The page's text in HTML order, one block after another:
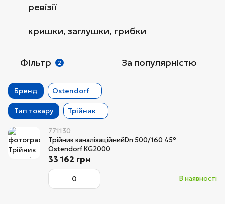
ревізії
кришки, заглушки, грибки
Фільтр 2 За популярністю
Бренд Ostendorf
Тип товару Трійник
771130
Трійник каналізаційнийDn 500/160 45°
Ostendorf KG2000
В наявності
33 162 грн